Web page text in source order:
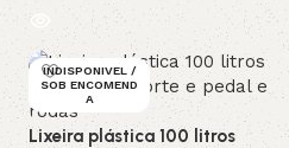
INDISPONIVEL /
SOB ENCOMEND
A
Lixeira plástica 100 litros